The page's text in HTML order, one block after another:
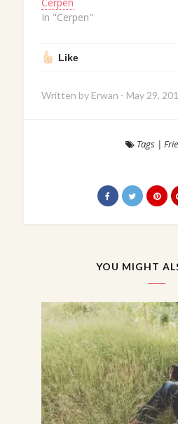
In "Cerpen"
Like
Written by Erwan - May 29,
Tags|
YOU MIGHT